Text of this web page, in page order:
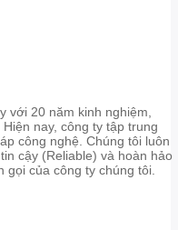
với 20 năm kinh nghiệm,
nay, công ty tập trung
công nghệ. Chúng tôi luôn
cậy (Reliable) và hoàn hảo
của công ty chúng tôi.